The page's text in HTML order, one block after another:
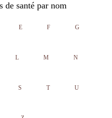
de santé par nom
E F G
L M N
S T U